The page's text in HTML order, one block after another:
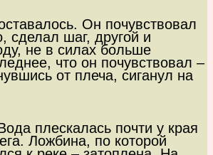
Он почувствовал
сделал шаг, другой и
не в силах больше
что он почувствовал –
от плеча, сиганул на
плескалась почти у края
Ложбина, по которой